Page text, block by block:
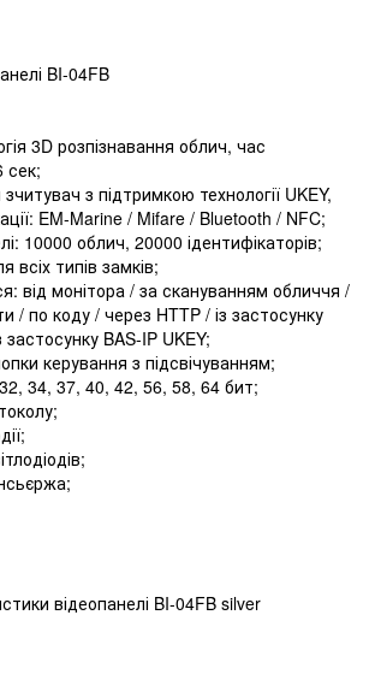
BI-04FB
3D розпізнавання облич, час
сек;
з підтримкою технології UKEY,
EM-Marine / Mifare / Bluetooth / NFC;
10000 облич, 20000 ідентифікаторів;
всіх типів замків;
від монітора / за скануванням обличчя /
/ по коду / через HTTP / із застосунку
застосунку BAS-IP UKEY;
керування з підсвічуванням;
34, 37, 40, 42, 56, 58, 64 бит;
відеопанелі BI-04FB silver